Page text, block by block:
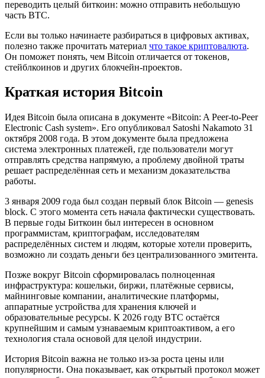
переводить целый биткоин: можно отправить небольшую
часть BTC.
Если вы только начинаете разбираться в цифровых активах,
полезно также прочитать материал что такое криптовалюта.
Он поможет понять, чем Bitcoin отличается от токенов,
стейблкоинов и других блокчейн-проектов.
Краткая история Bitcoin
Идея Bitcoin была описана в документе «Bitcoin: A Peer-to-Peer
Electronic Cash systеm». Его опубликовал Satoshi Nakamoto 31
октября 2008 года. В этом документе была предложена
система электронных платежей, где пользователи могут
отправлять средства напрямую, а проблему двойной траты
решает распределённая сеть и механизм доказательства
работы.
3 января 2009 года был создан первый блок Bitcoin — genesis
block. С этого момента сеть начала фактически существовать.
В первые годы Биткоин был интересен в основном
программистам, криптографам, исследователям
распределённых систем и людям, которые хотели проверить,
возможно ли создать деньги без централизованного эмитента.
Позже вокруг Bitcoin сформировалась полноценная
инфраструктура: кошельки, биржи, платёжные сервисы,
майнинговые компании, аналитические платформы,
аппаратные устройства для хранения ключей и
образовательные ресурсы. К 2026 году BTC остаётся
крупнейшим и самым узнаваемым криптоактивом, а его
технология стала основой для целой индустрии.
История Bitcoin важна не только из-за роста цены или
популярности. Она показывает, как открытый протокол может